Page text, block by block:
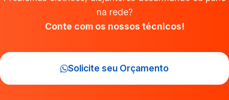
na rede?
Conte com os nossos técnicos!
Solicite seu Orçamento